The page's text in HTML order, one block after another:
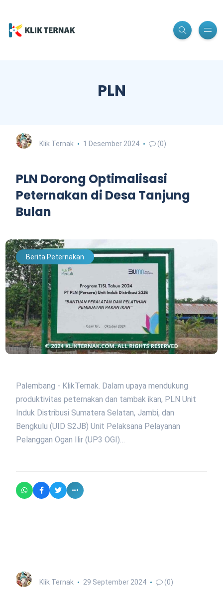
PLN
Klik Ternak 1 Desember 2024 (0)
PLN Dorong Optimalisasi
Peternakan di Desa Tanjung
Bulan
Berita Peternakan
Palembang - KlikTernak. Dalam upaya mendukung
produktivitas peternakan dan tambak ikan, PLN Unit
Induk Distribusi Sumatera Selatan, Jambi, dan
Bengkulu (UID S2JB) Unit Pelaksana Pelayanan
Pelanggan Ogan Ilir (UP3 OGI)…
Klik Ternak 29 September 2024 (0)